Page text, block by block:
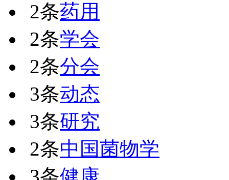
2条药用
2条学会
2条分会
3条动态
3条研究
2条中国菌物学